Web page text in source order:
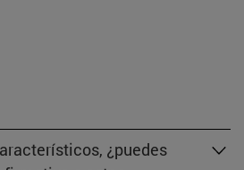
¿puedes